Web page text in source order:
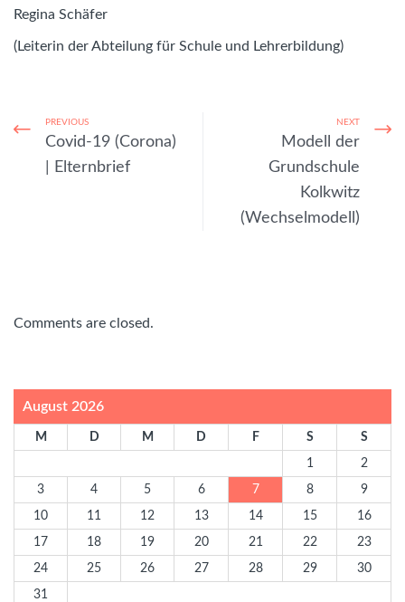
Regina Schäfer
(Leiterin der Abteilung für Schule und Lehrerbildung)
PREVIOUS
Covid-19 (Corona)
| Elternbrief
NEXT
Modell der
Grundschule
Kolkwitz
(Wechselmodell)
Comments are closed.
August 2026
M D M D F S S
1 2
3 4 5 6 7 8 9
10 11 12 13 14 15 16
17 18 19 20 21 22 23
24 25 26 27 28 29 30
31